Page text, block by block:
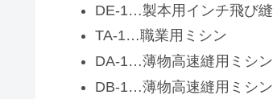
DE-1…製本用インチ飛び縫
TA-1…職業用ミシン
DA-1…薄物高速縫用ミシン
DB-1…薄物高速縫用ミシン